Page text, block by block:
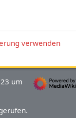
verwenden
um